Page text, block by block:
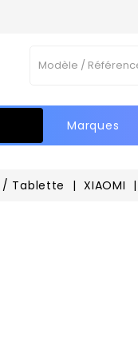
Marques
/ Tablette XIAOMI